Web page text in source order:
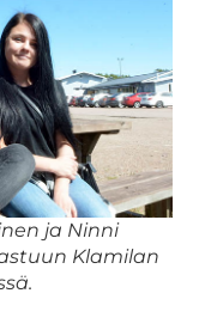
ja Ninni
Klamilan